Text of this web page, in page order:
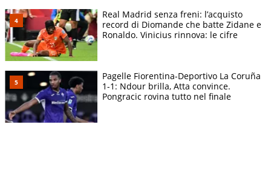
Real Madrid senza freni: l’acquisto
record di Diomande che batte Zidane e
Ronaldo. Vinicius rinnova: le cifre
Pagelle Fiorentina-Deportivo La Coruña
1-1: Ndour brilla, Atta convince.
Pongracic rovina tutto nel finale